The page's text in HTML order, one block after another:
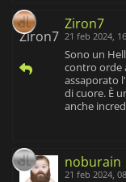
Ziron7
21 feb 2024,
Sono un
contro orde
assaporato
di cuore. È
anche
noburain
21 feb 2024,